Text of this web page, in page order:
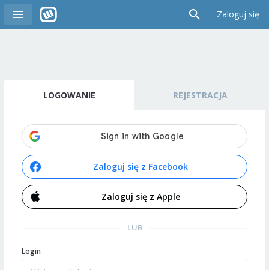
Zaloguj się
LOGOWANIE REJESTRACJA
Zaloguj się z Facebook
Zaloguj się z Apple
LUB
Login